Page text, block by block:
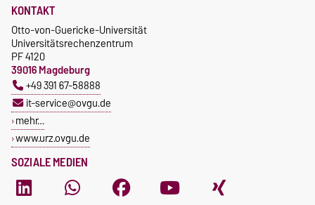
SOZIALE MEDIEN
KONTAKT
Otto-von-Guericke-Universität
Universitätsrechenzentrum
PF 4120
39016 Magdeburg
+49 391 67-58888
it-service@ovgu.de
mehr…
www.urz.ovgu.de